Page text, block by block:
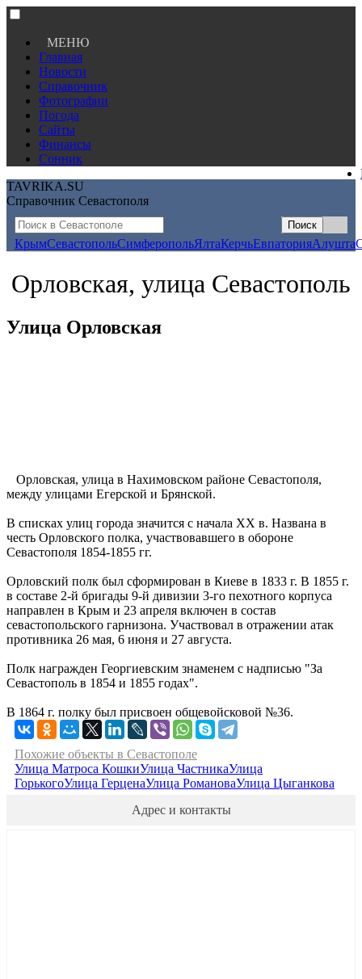
МЕНЮ
Главная
Новости
Справочник
Фотографии
Погода
Сайты
Финансы
Сонник
TAVRIKA.SU
Справочник Севастополя
КрымСевастопольСимферопольЯлтаКерчьЕвпаторияАлушта
Орловская, улица Севастополь
Улица Орловская
Орловская, улица в Нахимовском районе Севастополя,
между улицами Егерской и Брянской.
В списках улиц города значится с начала XX в. Названа в
честь Орловского полка, участвовавшего в обороне
Севастополя 1854-1855 гг.
Орловский полк был сформирован в Киеве в 1833 г. В 1855 г.
в составе 2-й бригады 9-й дивизии 3-го пехотного корпуса
направлен в Крым и 23 апреля включен в состав
севастопольского гарнизона. Участвовал в отражении атак
противника 26 мая, 6 июня и 27 августа.
Полк награжден Георгиевским знаменем с надписью "За
Севастополь в 1854 и 1855 годах".
В 1864 г. полку был присвоен общевойсковой №36.
Похожие объекты в Севастополе
Улица Матроса КошкиУлица ЧастникаУлица
ГорькогоУлица ГерценаУлица РомановаУлица Цыганкова
Адрес и контакты